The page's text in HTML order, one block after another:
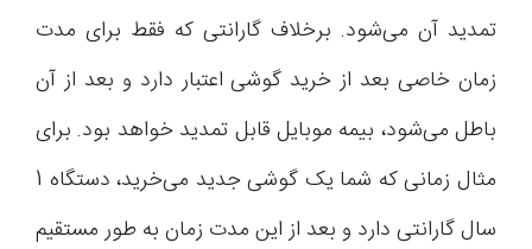
تمدید آن می‌شود. برخلاف گارانتی که فقط برای مدت
زمان خاصی بعد از خرید گوشی اعتبار دارد و بعد از آن
باطل می‌شود، بیمه موبایل قابل تمدید خواهد بود. برای
مثال زمانی که شما یک گوشی جدید می‌خرید، دستگاه 1
سال گارانتی دارد و بعد از این مدت زمان به طور مستقیم